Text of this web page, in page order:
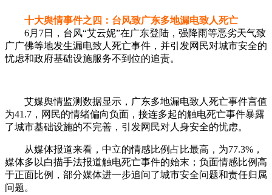
十大舆情事件之四：台风致广东多地漏电致人死亡
6月7日，台风“艾云妮”在广东登陆，强降雨等恶劣天气致
广广佛等地发生漏电致人死亡事件，并引发网民对城市安全的
忧虑和政府基础设施服务不到位的追责。
艾媒舆情监测数据显示，广东多地漏电致人死亡事件言值
为41.7，网民的情绪偏向负面，接连多起的触电死亡事件暴露
了城市基础设施的不完善，引发网民对人身安全的忧虑。
从媒体报道来看，中立的情感比例占比最高，为77.3%，
媒体多以白描手法报道触电死亡事件的始末；负面情感比例高
于正面比例，部分媒体进一步追问了城市安全问题和责任归属
问题。